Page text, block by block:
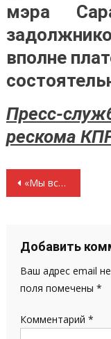
мэра
вполне
Пресс-
рескома
Навигация
записям
«Мы все ждем перемен»
Добавить
Ваш адрес email
поля помечены *
Комментарий *